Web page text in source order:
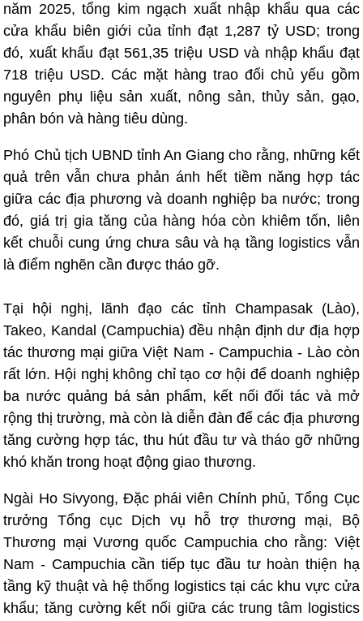
năm 2025, tổng kim ngạch xuất nhập khẩu qua các
cửa khẩu biên giới của tỉnh đạt 1,287 tỷ USD; trong
đó, xuất khẩu đạt 561,35 triệu USD và nhập khẩu đạt
718 triệu USD. Các mặt hàng trao đổi chủ yếu gồm
nguyên phụ liệu sản xuất, nông sản, thủy sản, gạo,
phân bón và hàng tiêu dùng.
Phó Chủ tịch UBND tỉnh An Giang cho rằng, những kết
quả trên vẫn chưa phản ánh hết tiềm năng hợp tác
giữa các địa phương và doanh nghiệp ba nước; trong
đó, giá trị gia tăng của hàng hóa còn khiêm tốn, liên
kết chuỗi cung ứng chưa sâu và hạ tầng logistics vẫn
là điểm nghẽn cần được tháo gỡ.
Tại hội nghị, lãnh đạo các tỉnh Champasak (Lào),
Takeo, Kandal (Campuchia) đều nhận định dư địa hợp
tác thương mại giữa Việt Nam - Campuchia - Lào còn
rất lớn. Hội nghị không chỉ tạo cơ hội để doanh nghiệp
ba nước quảng bá sản phẩm, kết nối đối tác và mở
rộng thị trường, mà còn là diễn đàn để các địa phương
tăng cường hợp tác, thu hút đầu tư và tháo gỡ những
khó khăn trong hoạt động giao thương.
Ngài Ho Sivyong, Đặc phái viên Chính phủ, Tổng Cục
trưởng Tổng cục Dịch vụ hỗ trợ thương mại, Bộ
Thương mại Vương quốc Campuchia cho rằng: Việt
Nam - Campuchia cần tiếp tục đầu tư hoàn thiện hạ
tầng kỹ thuật và hệ thống logistics tại các khu vực cửa
khẩu; tăng cường kết nối giữa các trung tâm logistics